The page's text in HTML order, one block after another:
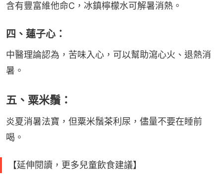
含有豐富維他命C，冰鎮檸檬水可解暑消熱。
四、蓮子心：
中醫理論認為，苦味入心，可以幫助瀉心火、退熱消
暑。
五、粟米鬚：
炎夏消暑法寶，但粟米鬚茶利尿，儘量不要在睡前
喝。
【延伸閱讀，更多兒童飲食建議】